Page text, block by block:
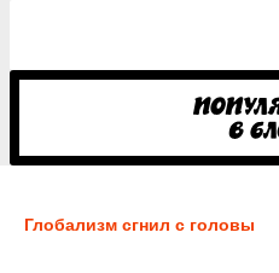
Глобализм сгнил с головы